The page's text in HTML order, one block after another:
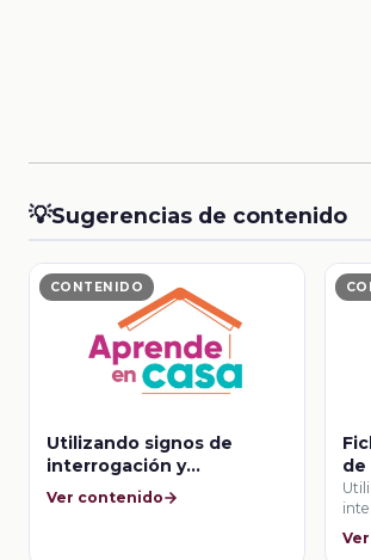
💡Sugerencias de contenido
CONTENIDO
Utilizando signos de
interrogación y
admiración
Ver contenido
de